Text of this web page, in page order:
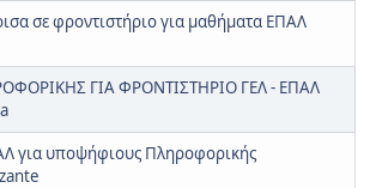
σε φροντιστήριο για μαθήματα ΕΠΑΛ
ΓΙΑ ΦΡΟΝΤΙΣΤΗΡΙΟ ΓΕΛ - ΕΠΑΛ
για υποψήφιους Πληροφορικής